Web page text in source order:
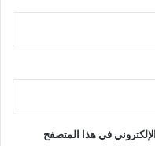
في هذا المتصفح